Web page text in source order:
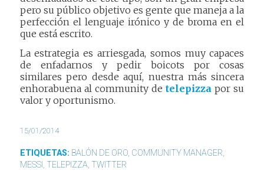
pero su público objetivo es gente que maneja a la
perfección el lenguaje irónico y de broma en el
que está escrito.
La estrategia es arriesgada, somos muy capaces
de enfadarnos y pedir boicots por cosas
similares pero desde aquí, nuestra más sincera
enhorabuena al community detelepizza por su
valor y oportunismo.
15/01/2014
ETIQUETAS: BALÓN DE ORO, COMMUNITY MANAGER,
MESSI , TELEPIZZA, TWITTER